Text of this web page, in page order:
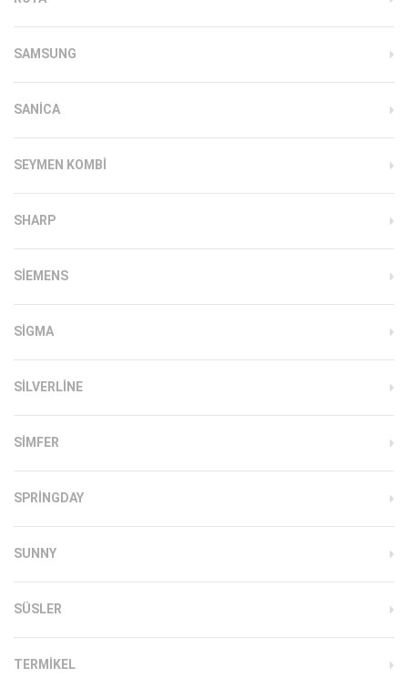
SAMSUNG
SANICA
SEYMEN KOMBI
SHARP
SIEMENS
SIGMA
SILVERLINE
SIMFER
SPRINGDAY
SUNNY
SÜSLER
TERMIKEL